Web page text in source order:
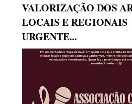
VALORIZAÇÃO DOS
LOCAIS E REGIONAIS
URGENTE...